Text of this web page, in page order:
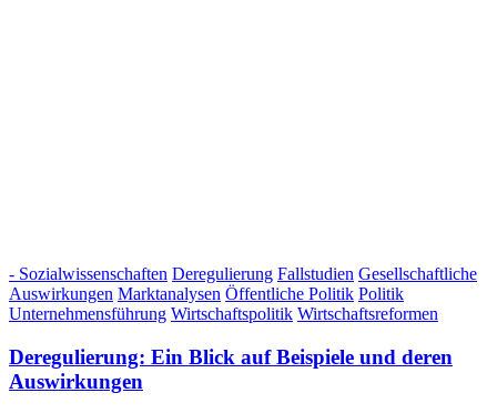
- Sozialwissenschaften Deregulierung Fallstudien Gesellschaftliche
Auswirkungen Marktanalysen Öffentliche Politik Politik
Unternehmensführung Wirtschaftspolitik Wirtschaftsreformen
Deregulierung: Ein Blick auf Beispiele und deren
Auswirkungen